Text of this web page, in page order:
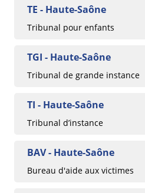
TE - Haute-Saône
Tribunal pour enfants
TGI - Haute-Saône
Tribunal de grande instance
TI - Haute-Saône
Tribunal d’instance
BAV - Haute-Saône
Bureau d'aide aux victimes